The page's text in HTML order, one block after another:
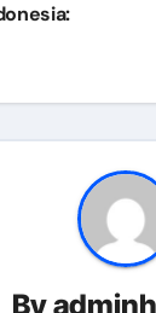
By